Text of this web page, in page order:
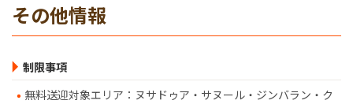
その他情報
制限事項
無料送迎対象エリア：ヌサドゥア・サヌール・ジンバラン・ク